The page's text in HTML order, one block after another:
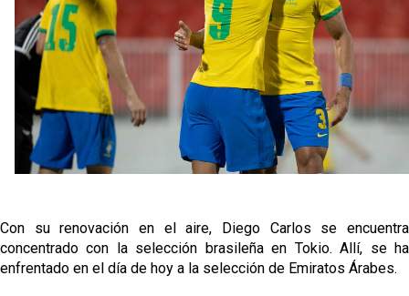
fichajes
Opinión | "Carta abierta a Alberto Flores" por Rafa
García
El Sevilla oficializa el traspaso de Sow
Miguel Sierra: La temporada pasada se vio
reflejado que podemos tirar para delante y
Diomande ya es madridista mientras Rodri agita el
mercado
Con su renovación en el aire, Diego Carlos se encuentra
concentrado con la selección brasileña en Tokio. Allí, se ha
enfrentado en el día de hoy a la selección de Emiratos Árabes.